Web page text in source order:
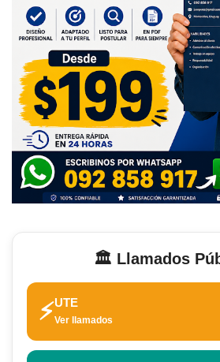
🏛️ Llamados
⚡UTE
Ver llamados